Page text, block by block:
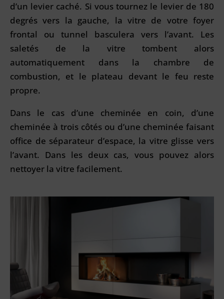
d’un levier caché. Si vous tournez le levier de 180
degrés vers la gauche, la vitre de votre foyer
frontal ou tunnel basculera vers l’avant. Les
saletés de la vitre tombent alors
automatiquement dans la chambre de
combustion, et le plateau devant le feu reste
propre.
Dans le cas d’une cheminée en coin, d’une
cheminée à trois côtés ou d’une cheminée faisant
office de séparateur d’espace, la vitre glisse vers
l’avant. Dans les deux cas, vous pouvez alors
nettoyer la vitre facilement.